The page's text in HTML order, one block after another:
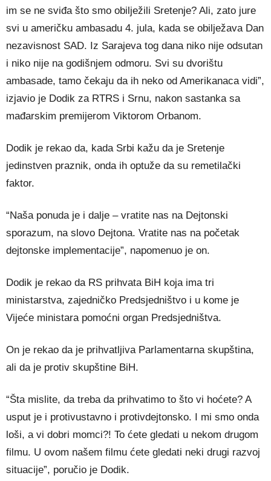
im se ne sviđa što smo obilježili Sretenje? Ali, zato jure
svi u američku ambasadu 4. jula, kada se obilježava Dan
nezavisnost SAD. Iz Sarajeva tog dana niko nije odsutan
i niko nije na godišnjem odmoru. Svi su dvorištu
ambasade, tamo čekaju da ih neko od Amerikanaca vidi”,
izjavio je Dodik za RTRS i Srnu, nakon sastanka sa
mađarskim premijerom Viktorom Orbanom.
Dodik je rekao da, kada Srbi kažu da je Sretenje
jedinstven praznik, onda ih optuže da su remetilački
faktor.
“Naša ponuda je i dalje – vratite nas na Dejtonski
sporazum, na slovo Dejtona. Vratite nas na početak
dejtonske implementacije”, napomenuo je on.
Dodik je rekao da RS prihvata BiH koja ima tri
ministarstva, zajedničko Predsjedništvo i u kome je
Vijeće ministara pomoćni organ Predsjedništva.
On je rekao da je prihvatljiva Parlamentarna skupština,
ali da je protiv skupštine BiH.
“Šta mislite, da treba da prihvatimo to što vi hoćete? A
usput je i protivustavno i protivdejtonsko. I mi smo onda
loši, a vi dobri momci?! To ćete gledati u nekom drugom
filmu. U ovom našem filmu ćete gledati neki drugi razvoj
situacije”, poručio je Dodik.